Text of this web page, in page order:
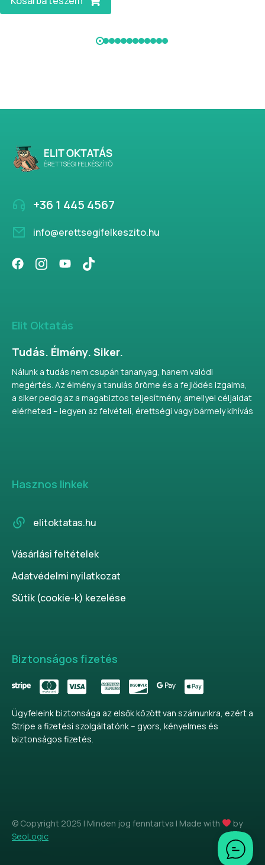
+36 1 445 4567
info@erettsegifelkeszito.hu
Elit Oktatás
Tudás. Élmény. Siker.
Nálunk a tudás nem csupán tananyag, hanem valódi
megértés. Az élmény a tanulás öröme és a fejlődés izgalma,
a siker pedig az a magabiztos teljesítmény, amellyel céljaidat
elérheted – legyen az felvételi, érettségi vagy bármely kihívás
Hasznos linkek
elitoktatas.hu
Vásárlási feltételek
Adatvédelmi nyilatkozat
Sütik (cookie-k) kezelése
Biztonságos fizetés
Ügyfeleink biztonsága az elsők között van számunkra, ezért a
Stripe a fizetési szolgáltatónk – gyors, kényelmes és
biztonságos fizetés.
© Copyright 2025 | Minden jog fenntartva | Made with
by
SeoLogic